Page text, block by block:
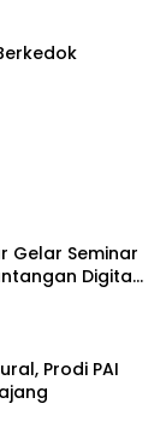
Gelar Seminar
Digital
Prodi PAI